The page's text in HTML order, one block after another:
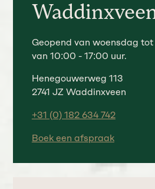
Geopend van woensdag
van 10:00 - 17:00 uur.
Henegouwerweg 113
2741 JZ Waddinxveen
+31 (0) 182 634 742
Boek een afspraak